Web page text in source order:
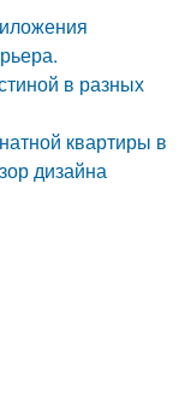
в разных
квартиры в
дизайна